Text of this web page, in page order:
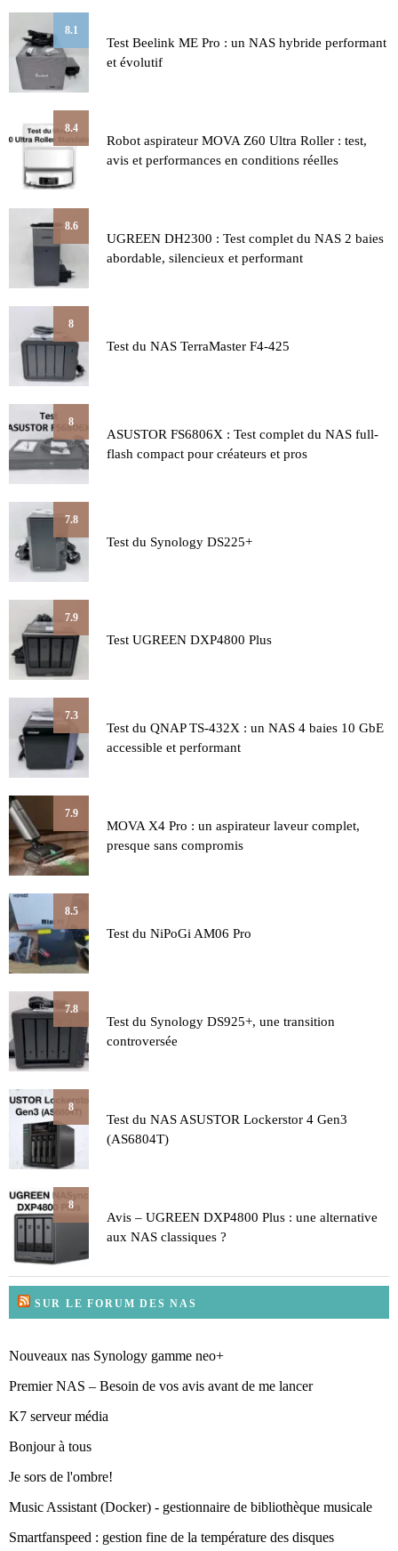
8.1
Test Beelink ME Pro : un NAS hybride performant
et évolutif
8.4
Robot aspirateur MOVA Z60 Ultra Roller : test,
avis et performances en conditions réelles
8.6
UGREEN DH2300 : Test complet du NAS 2 baies
abordable, silencieux et performant
8
Test du NAS TerraMaster F4-425
8
ASUSTOR FS6806X : Test complet du NAS full-
flash compact pour créateurs et pros
7.8
Test du Synology DS225+
7.9
Test UGREEN DXP4800 Plus
7.3
Test du QNAP TS-432X : un NAS 4 baies 10 GbE
accessible et performant
7.9
MOVA X4 Pro : un aspirateur laveur complet,
presque sans compromis
8.5
Test du NiPoGi AM06 Pro
7.8
Test du Synology DS925+, une transition
controversée
8
Test du NAS ASUSTOR Lockerstor 4 Gen3
(AS6804T)
8
Avis – UGREEN DXP4800 Plus : une alternative
aux NAS classiques ?
SUR LE FORUM DES NAS
Nouveaux nas Synology gamme neo+
Premier NAS – Besoin de vos avis avant de me lancer
K7 serveur média
Bonjour à tous
Je sors de l'ombre!
Music Assistant (Docker) - gestionnaire de bibliothèque musicale
Smartfanspeed : gestion fine de la température des disques